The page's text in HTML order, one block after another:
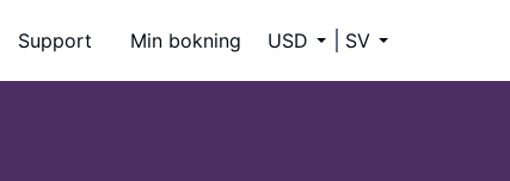
Support Min bokning USD SV